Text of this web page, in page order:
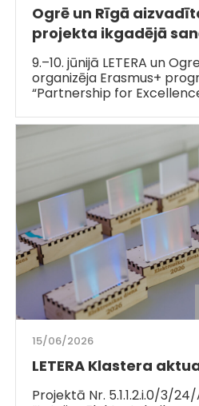
Ogrē un Rīgā
projekta ikgadējā
9.–10. jūnijā LETERA un
organizēja Erasmus+
“Partnership for
15/06/2026
LETERA Klastera
Projektā Nr. 5.1.1.2.i.0/3/